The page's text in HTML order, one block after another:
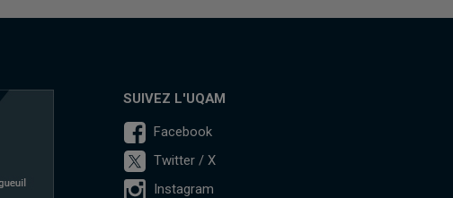
SUIVEZ L'UQAM
Facebook
Twitter / X
Instagram